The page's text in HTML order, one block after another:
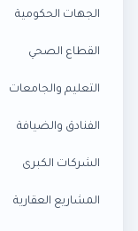
الجهات الحكومية
القطاع الصحي
التعليم والجامعات
الفنادق والضيافة
الشركات الكبرى
المشاريع العقارية